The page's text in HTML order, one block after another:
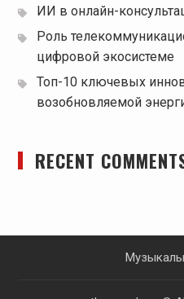
ИИ в онлайн-
Роль
цифровой экосистеме
Топ-10 ключевых
возобновляемой
RECENT